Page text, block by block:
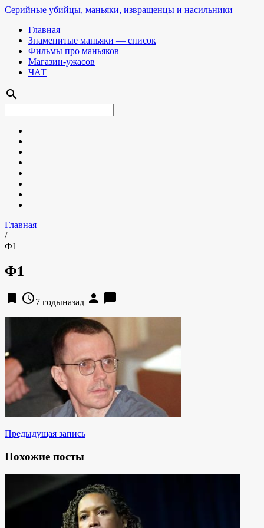
Серийные убийцы, маньяки, извращенцы и насильники
Главная
Знаменитые маньяки — список
Фильмы про маньяков
Магазин-ужасов
ЧАТ
search
Главная
/
Ф1
Ф1
bookmark access_time7 годыназад person chat_bubble
Предыдущая запись
Похожие посты